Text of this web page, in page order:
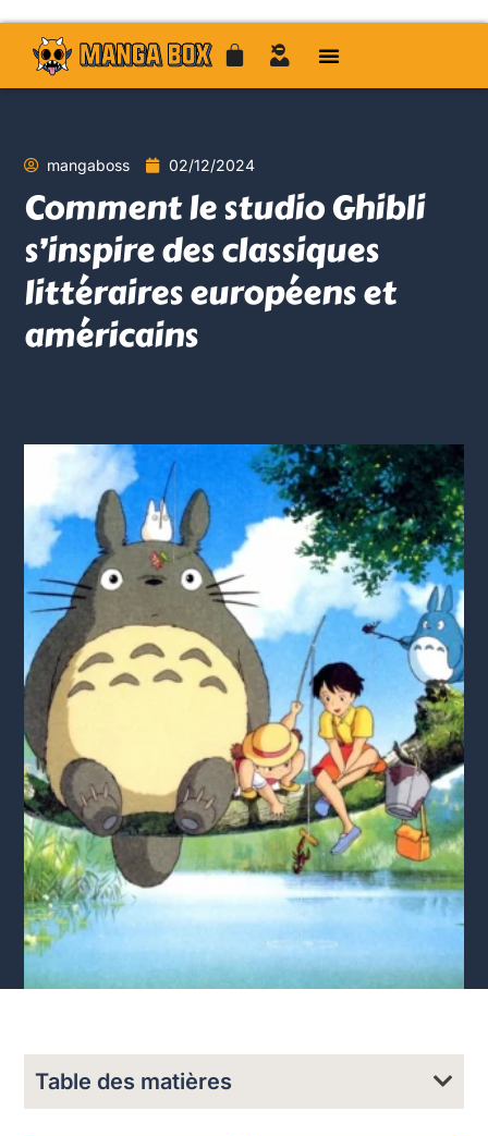
mangaboss 02/12/2024
Comment le studio Ghibli
s’inspire des classiques
littéraires européens et
américains
Table des matières